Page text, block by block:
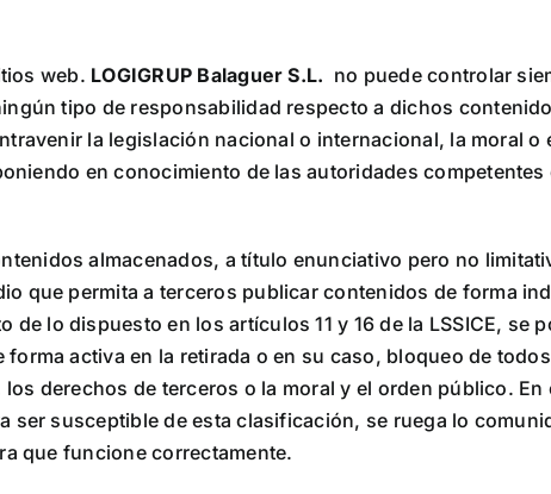
web. LOGIGRUP Balaguer S.L. no puede controlar
tipo de responsabilidad respecto a dichos
la legislación nacional o internacional, la moral o
en conocimiento de las autoridades competentes
almacenados, a título enunciativo pero no
que permita a terceros publicar contenidos de forma
de lo dispuesto en los artículos 11 y 16 de la LSSICE, se
activa en la retirada o en su caso, bloqueo de
derechos de terceros o la moral y el orden público. En
susceptible de esta clasificación, se ruega lo
que funcione correctamente.